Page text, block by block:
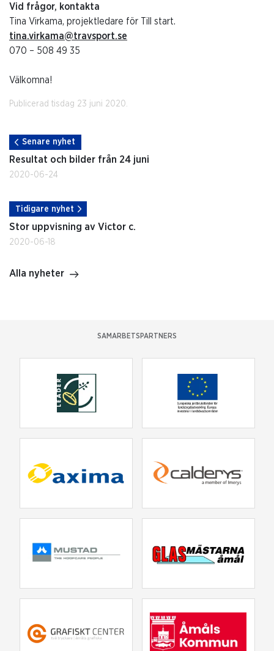
Vid frågor, kontakta
Tina Virkama, projektledare för Till start.
tina.virkama@travsport.se
070 – 508 49 35
Välkomna!
Publicerad tisdag 23 juni 2020.
Senare nyhet
Resultat och bilder från 24 juni
2020-06-24
Tidigare nyhet
Stor uppvisning av Victor c.
2020-06-18
Alla nyheter
SAMARBETSPARTNERS